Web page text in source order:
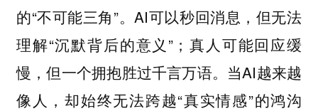
的“不可能三角”。AI可以秒回消息，但无法
理解“沉默背后的意义”；真人可能回应缓
慢，但一个拥抱胜过千言万语。当AI越来越
像人，却始终无法跨越“真实情感”的鸿沟